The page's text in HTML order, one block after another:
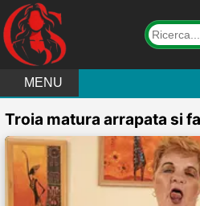
MENU
Troia matura arrapata si